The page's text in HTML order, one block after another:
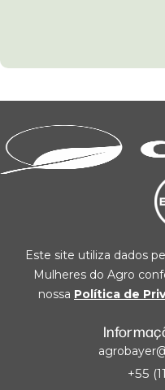
Este site utiliza dados
Mulheres do Agro
nossa Política de
+55